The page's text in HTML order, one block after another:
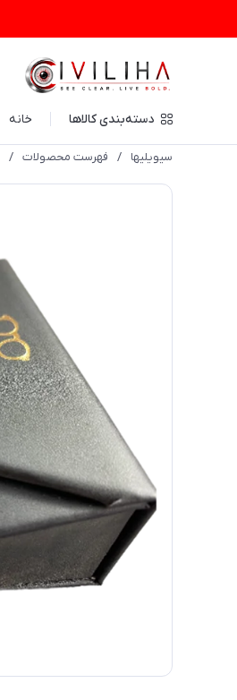
دسته‌بندی کالاها خانه
سیویلیها / فهرست محصولات /